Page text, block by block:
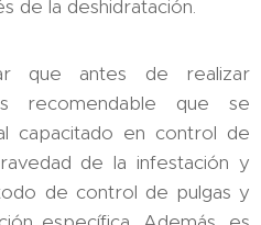
de la deshidratación.
que antes de realizar
recomendable que se
capacitado en control de
de la infestación y
de control de pulgas y